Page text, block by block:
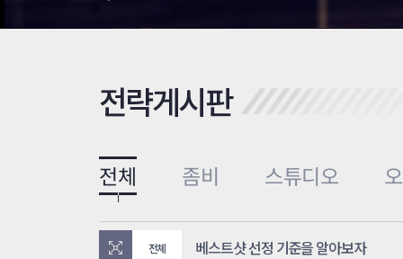
전략게시판
전체 좀비 스튜디오
전체 베스트샷 선정 기준을 알아보자